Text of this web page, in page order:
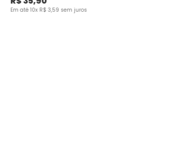
Em até10x R$ 3,59 sem juros